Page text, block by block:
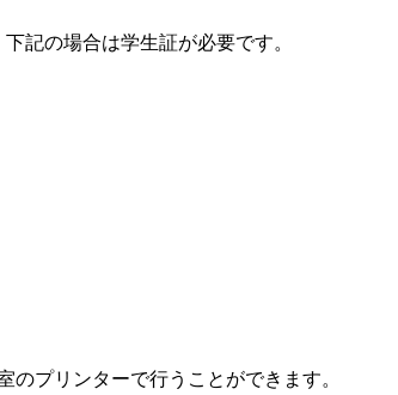
記の場合は学生証が必要です。
のプリンターで行うことができます。